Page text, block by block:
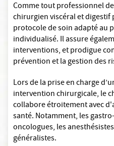
Comme tout professionnel
chirurgien viscéral et digestif
protocole de soin adapté au
individualisé. Il assure
interventions, et prodigue
prévention et la gestion des
Lors de la prise en charge
intervention chirurgicale, le
collabore étroitement avec
santé. Notamment, les
oncologues, les
généralistes.